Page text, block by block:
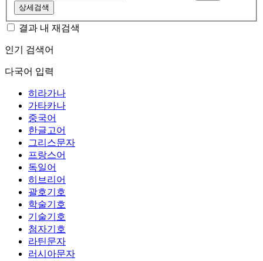
상세검색
결과 내 재검색
인기 검색어
다국어 입력
히라가나
가타카나
중국어
한글고어
그리스문자
프랑스어
독일어
히브리어
괄호기호
학술기호
기술기호
첨자기호
라틴문자
러시아문자